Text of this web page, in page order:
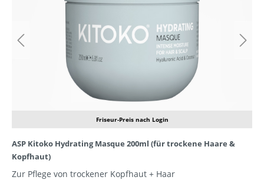
Friseur-Preis nach Login
ASP Kitoko Hydrating Masque 200ml (für trockene Haare &
Kopfhaut)
Zur Pflege von trockener Kopfhaut + Haar